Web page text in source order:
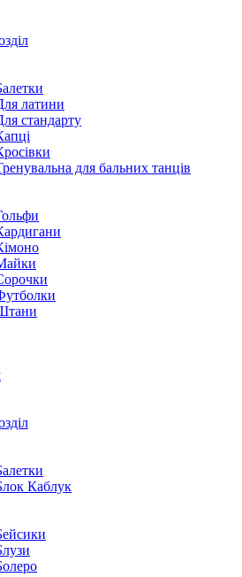
латини
стандарту
для бальних танців
Каблук